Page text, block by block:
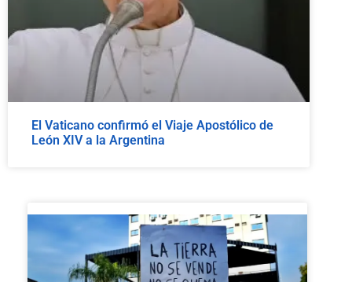
El Vaticano confirmó el Viaje Apostólico de
León XIV a la Argentina